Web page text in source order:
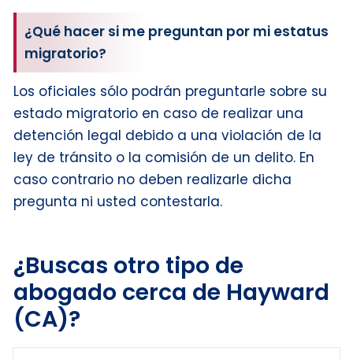
¿Qué hacer si me preguntan por mi estatus
migratorio?
Los oficiales sólo podrán preguntarle sobre su
estado migratorio en caso de realizar una
detención legal debido a una violación de la
ley de tránsito o la comisión de un delito. En
caso contrario no deben realizarle dicha
pregunta ni usted contestarla.
¿Buscas otro tipo de
abogado cerca de Hayward
(CA)?